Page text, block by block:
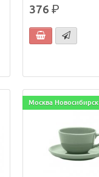
376 р.
Москва Новосибирск